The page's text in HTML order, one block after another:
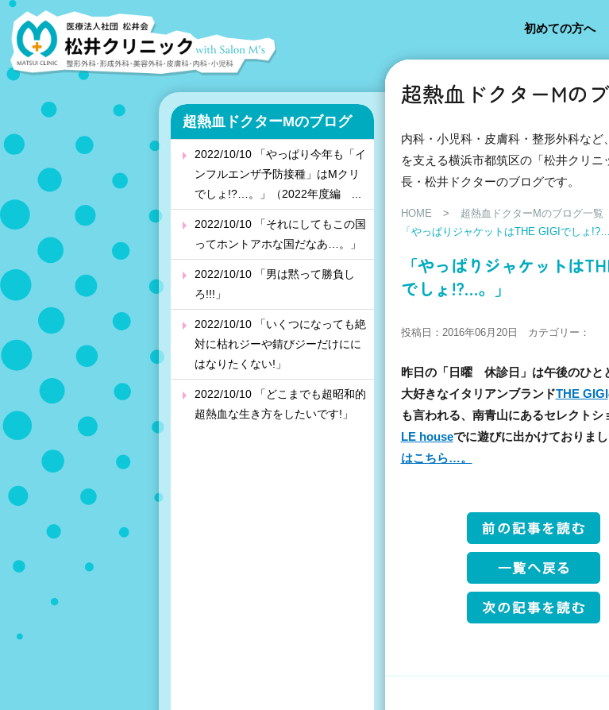
初めての方へ
超熱血ドクターMのブログ
2022/10/10 「やっぱり今年も「イ
ンフルエンザ予防接種」はMクリ
でしょ!?…。」（2022年度編 ...
2022/10/10 「それにしてもこの国
ってホントアホな国だなあ…。」
2022/10/10 「男は黙って勝負し
ろ!!!」
2022/10/10 「いくつになっても絶
対に枯れジーや錆びジーだけにに
はなりたくない!」
2022/10/10 「どこまでも超昭和的
超熱血な生き方をしたいです!」
超熱血ドクターMの
内科・小児科・皮膚科・整形外科など
を支える横浜市都筑区の「松井クリニ
長・松井ドクターのブログです。
HOME > 超熱血ドクターMのブログ一覧
「やっぱりジャケットはTHE GIGIでしょ!?…
「やっぱりジャケットは
でしょ!?…。」
投稿日：2016年06月20日 カテゴリー：
昨日の「日曜 休診日」は午後のひと
大好きなイタリアンブランドTHE GIGI
も言われる、南青山にあるセレクトシ
LE houseでに遊びに出かけておりまし
はこちら…。